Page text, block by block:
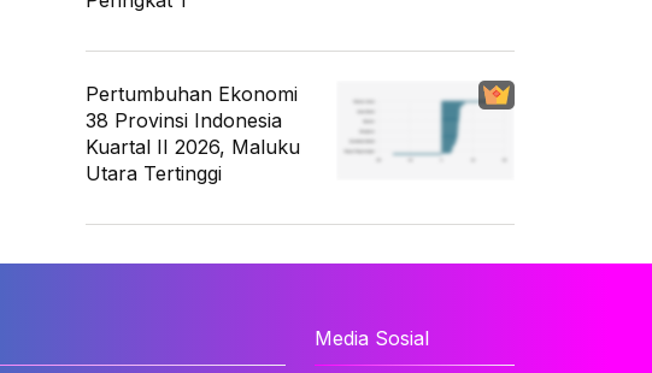
Pertumbuhan Ekonomi
38 Provinsi Indonesia
Kuartal II 2026, Maluku
Utara Tertinggi
Media Sosial